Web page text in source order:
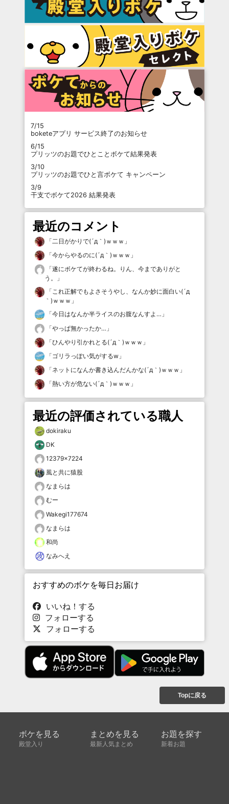
7/15
boketeアプリ サービス終了のお知らせ
6/15
プリッツのお題でひとことボケて結果発表
3/10
プリッツのお題でひと言ボケて キャンペーン
3/9
干支でボケて2026 結果発表
最近のコメント
「二日がかりで(´д｀)ｗｗｗ 」
「今からやるのに(´д｀)ｗｗｗ 」
「遂にボケてが終わるね。りん、今までありがと
う。
」
「これ正解でもよさそうやし、なんか妙に面白い(´д
｀)ｗｗｗ 」
「今日はなんか半ライスのお腹なんすよ… 」
「やっぱ無かったか… 」
「ひんやり引かれとる(´д｀)ｗｗｗ 」
「ゴリラっぽい気がするw 」
「ネットになんか書き込んだんかな(´д｀)ｗｗｗ 」
「熱い方が危ない(´д｀)ｗｗｗ 」
最近の評価されている職人
dokiraku
DK
12379×7224
風と共に猿股
なまらは
むー
Wakegi177674
なまらは
和尚
なみへえ
おすすめのボケを毎日お届け
いいね！する
フォローする
フォローする
Topに戻る
ボケを見る
殿堂入り
まとめを見る
最新人気まとめ
お題を探す
新着お題